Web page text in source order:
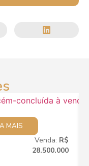
MAIS
Venda: R$
28.500.000